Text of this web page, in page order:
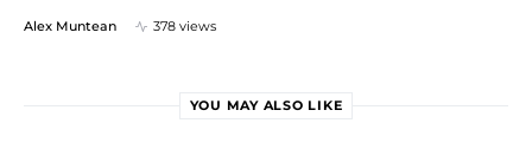
Alex Muntean 378 views
YOU MAY ALSO LIKE